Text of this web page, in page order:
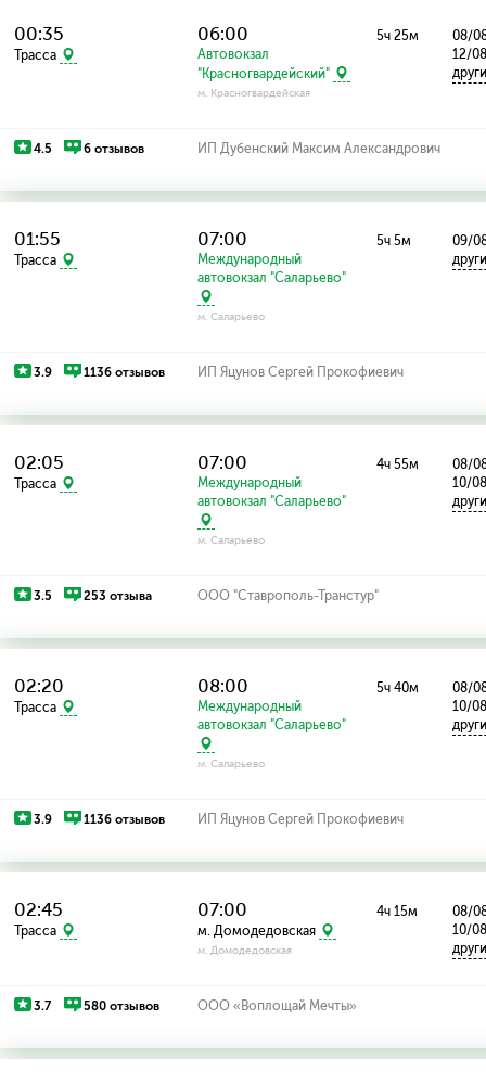
00:35
Трасса
06:00
Автовокзал
"Красногвардейский"
м. Красногвардейская
5ч 25м
08/
12/
4.5 6 отзывов ИП Дубенский Максим Александрович
01:55
Трасса
07:00
Международный
автовокзал "Саларьево"
м. Саларьево
5ч 5м
09/
3.9 1136 отзывов ИП Яцунов Сергей Прокофиевич
02:05
Трасса
07:00
Международный
автовокзал "Саларьево"
м. Саларьево
4ч 55м
08/
10/
3.5 253 отзыва ООО "Ставрополь-Транстур"
02:20
Трасса
08:00
Международный
автовокзал "Саларьево"
м. Саларьево
5ч 40м
08/
10/
3.9 1136 отзывов ИП Яцунов Сергей Прокофиевич
02:45
Трасса
07:00
м. Домодедовская
м. Домодедовская
4ч 15м
08/
10/
3.7 580 отзывов ООО «Воплощай Мечты»